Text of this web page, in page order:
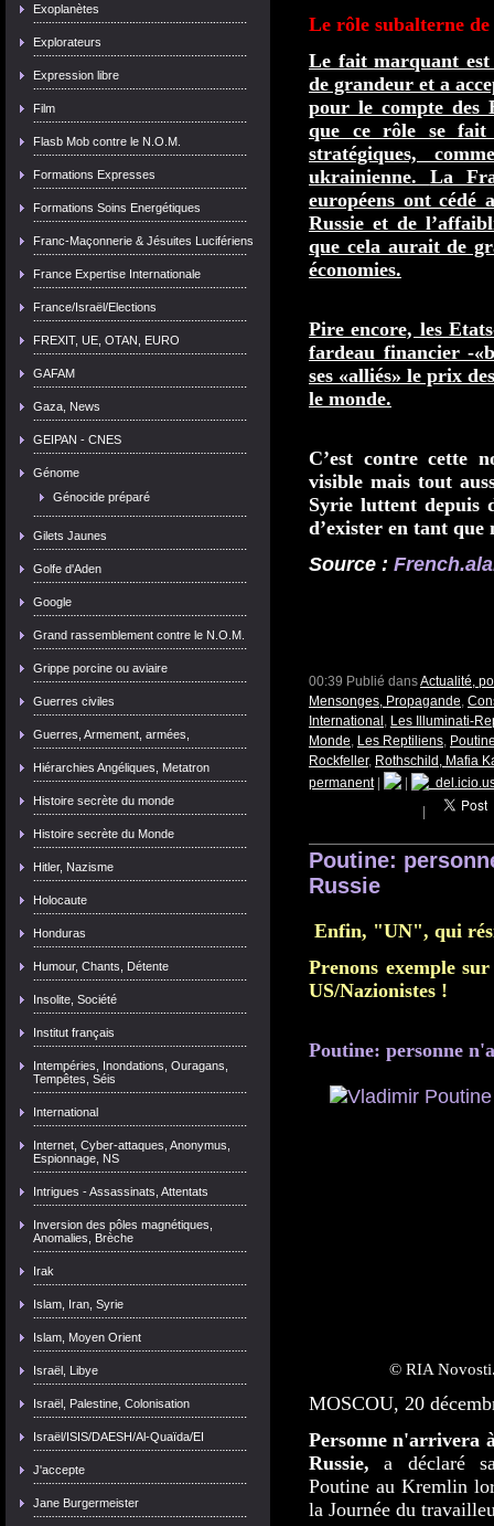
Exoplanètes
Explorateurs
Expression libre
Film
Flasb Mob contre le N.O.M.
Formations Expresses
Formations Soins Energétiques
Franc-Maçonnerie & Jésuites Lucifériens
France Expertise Internationale
France/Israël/Elections
FREXIT, UE, OTAN, EURO
GAFAM
Gaza, News
GEIPAN - CNES
Génome
Génocide préparé
Gilets Jaunes
Golfe d'Aden
Google
Grand rassemblement contre le N.O.M.
Grippe porcine ou aviaire
Guerres civiles
Guerres, Armement, armées,
Hiérarchies Angéliques, Metatron
Histoire secrète du monde
Histoire secrète du Monde
Hitler, Nazisme
Holocaute
Honduras
Humour, Chants, Détente
Insolite, Société
Institut français
Intempéries, Inondations, Ouragans,
Tempêtes, Séis
International
Internet, Cyber-attaques, Anonymus,
Espionnage, NS
Intrigues - Assassinats, Attentats
Inversion des pôles magnétiques,
Anomalies, Brèche
Irak
Islam, Iran, Syrie
Islam, Moyen Orient
Israël, Libye
Israël, Palestine, Colonisation
Israël/ISIS/DAESH/Al-Quaïda/EI
J'accepte
Jane Burgermeister
Le rôle subalterne de
Le fait marquant est
de grandeur et a
pour le compte des
que ce rôle se fait
stratégiques,
ukrainienne.
La
européens ont cédé
Russie et de
que cela aurait de
économies.
Pire encore, les
fardeau financier -
ses «alliés» le prix
le monde.
C’est contre cette
visible mais tout
Syrie luttent depuis
d’exister en tant que
Source :
00:39 Publié dansActualité,
Mensonges, Propagande,
International , Les Illuminati-
Monde, Les Reptiliens,
Rockfeller, Rothschild, Mafia
permanent|
Poutine:
Russie
Enfin, "UN", qui
Prenons exemple
US/Nazionistes !
Poutine: personne
© RIA
MOSCOU, 20
Personne n'arrivera
Russie, a déclaré
Poutine au Kremlin
la Journée du